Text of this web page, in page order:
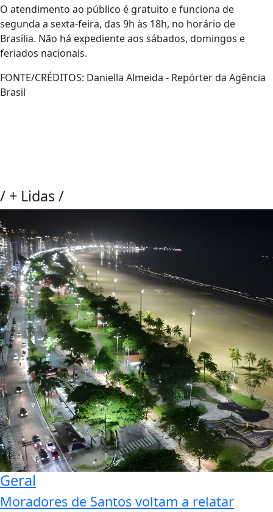
O atendimento ao público é gratuito e funciona de
segunda a sexta-feira, das 9h às 18h, no horário de
Brasília. Não há expediente aos sábados, domingos e
feriados nacionais.
FONTE/CRÉDITOS: Daniella Almeida - Repórter da Agência
Brasil
/ + Lidas/
Geral
Moradores de Santos voltam a relatar